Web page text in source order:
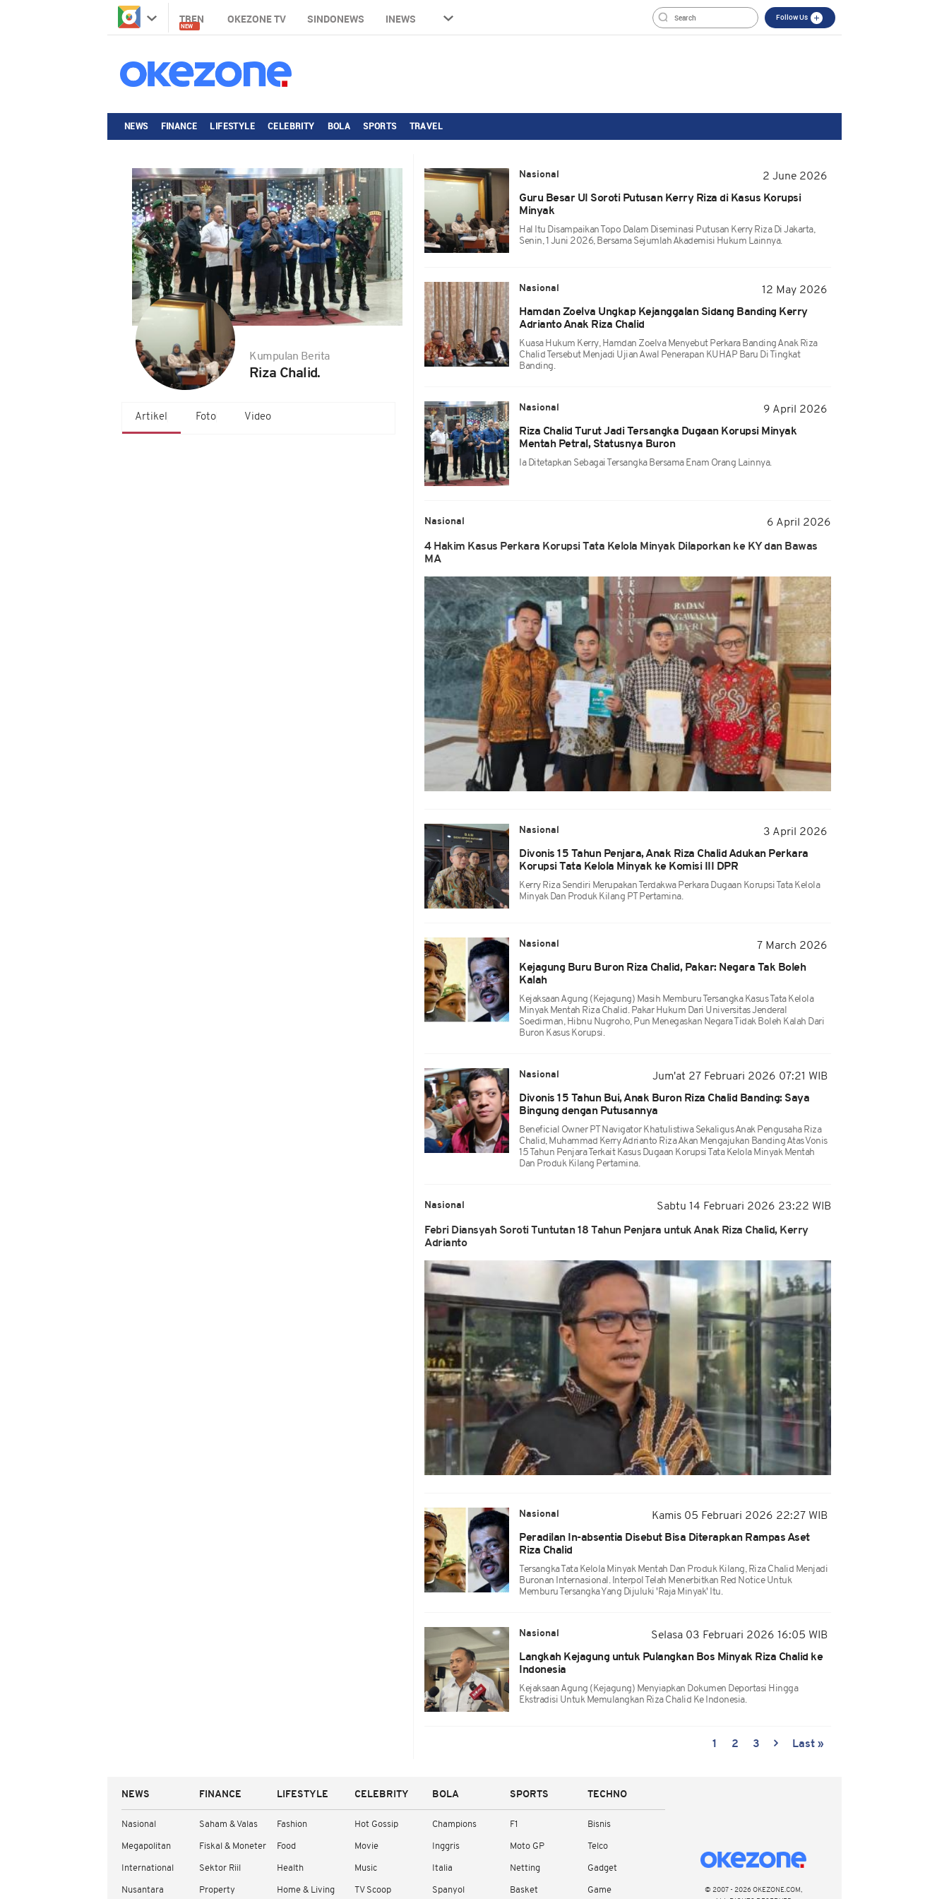
TREN
NEW
OKEZONE TV SINDONEWS INEWS Follow Us
NEWS FINANCE LIFESTYLE CELEBRITY BOLA SPORTS TRAVEL
Kumpulan Berita
Riza Chalid.
Artikel Foto Video
Nasional
2 June 2026
Guru Besar UI Soroti Putusan Kerry Riza di Kasus Korupsi
Minyak
Hal Itu Disampaikan Topo Dalam Diseminasi Putusan Kerry Riza Di Jakarta,
Senin, 1 Juni 2026, Bersama Sejumlah Akademisi Hukum Lainnya.
Nasional
12 May 2026
Hamdan Zoelva Ungkap Kejanggalan Sidang Banding Kerry
Adrianto Anak Riza Chalid
Kuasa Hukum Kerry, Hamdan Zoelva Menyebut Perkara Banding Anak Riza
Chalid Tersebut Menjadi Ujian Awal Penerapan KUHAP Baru Di Tingkat
Banding.
Nasional
9 April 2026
Riza Chalid Turut Jadi Tersangka Dugaan Korupsi Minyak
Mentah Petral, Statusnya Buron
Ia Ditetapkan Sebagai Tersangka Bersama Enam Orang Lainnya.
Nasional 6 April 2026
4 Hakim Kasus Perkara Korupsi Tata Kelola Minyak Dilaporkan ke KY dan Bawas
MA
Nasional
3 April 2026
Divonis 15 Tahun Penjara, Anak Riza Chalid Adukan Perkara
Korupsi Tata Kelola Minyak ke Komisi III DPR
Kerry Riza Sendiri Merupakan Terdakwa Perkara Dugaan Korupsi Tata Kelola
Minyak Dan Produk Kilang PT Pertamina.
Nasional
7 March 2026
Kejagung Buru Buron Riza Chalid, Pakar: Negara Tak Boleh
Kalah
Kejaksaan Agung (Kejagung) Masih Memburu Tersangka Kasus Tata Kelola
Minyak Mentah Riza Chalid. Pakar Hukum Dari Universitas Jenderal
Soedirman, Hibnu Nugroho, Pun Menegaskan Negara Tidak Boleh Kalah Dari
Buron Kasus Korupsi.
Nasional
Jum'at 27 Februari 2026 07:21 WIB
Divonis 15 Tahun Bui, Anak Buron Riza Chalid Banding: Saya
Bingung dengan Putusannya
Beneficial Owner PT Navigator Khatulistiwa Sekaligus Anak Pengusaha Riza
Chalid, Muhammad Kerry Adrianto Riza Akan Mengajukan Banding Atas Vonis
15 Tahun Penjara Terkait Kasus Dugaan Korupsi Tata Kelola Minyak Mentah
Dan Produk Kilang Pertamina.
Nasional Sabtu 14 Februari 2026 23:22 WIB
Febri Diansyah Soroti Tuntutan 18 Tahun Penjara untuk Anak Riza Chalid, Kerry
Adrianto
Nasional
Kamis 05 Februari 2026 22:27 WIB
Peradilan In-absentia Disebut Bisa Diterapkan Rampas Aset
Riza Chalid
Tersangka Tata Kelola Minyak Mentah Dan Produk Kilang, Riza Chalid Menjadi
Buronan Internasional. Interpol Telah Menerbitkan Red Notice Untuk
Memburu Tersangka Yang Dijuluki 'Raja Minyak' Itu.
Nasional
Selasa 03 Februari 2026 16:05 WIB
Langkah Kejagung untuk Pulangkan Bos Minyak Riza Chalid ke
Indonesia
Kejaksaan Agung (Kejagung) Menyiapkan Dokumen Deportasi Hingga
Ekstradisi Untuk Memulangkan Riza Chalid Ke Indonesia.
1 2 3 Last »
NEWS
Nasional
Megapolitan
International
Nusantara
FINANCE
Saham & Valas
Fiskal & Moneter
Sektor Riil
Property
LIFESTYLE
Fashion
Food
Health
Home & Living
CELEBRITY
Hot Gossip
Movie
Music
TV Scoop
BOLA
Champions
Inggris
Italia
Spanyol
SPORTS
F1
Moto GP
Netting
Basket
TECHNO
Bisnis
Telco
Gadget
Game
© 2007 - 2026 OKEZONE.COM,